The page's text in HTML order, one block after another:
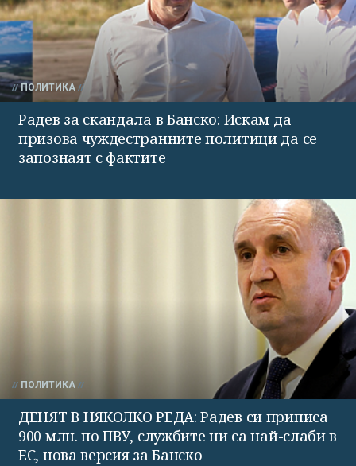
ПОЛИТИКА
Радев за скандала в Банско: Искам да
призова чуждестранните политици да се
запознаят с фактите
ПОЛИТИКА
ДЕНЯТ В НЯКОЛКО РЕДА: Радев си приписа
900 млн. по ПВУ, службите ни са най-слаби в
ЕС, нова версия за Банско